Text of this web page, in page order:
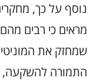
נוסף על כך,
מראים כי רבים
שמחזק את
התמורה להשקעה,